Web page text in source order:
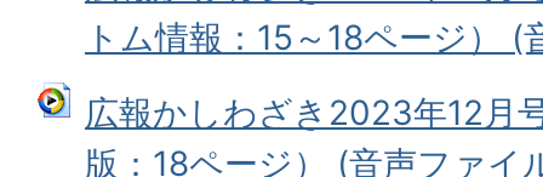
トム情報：15～18ページ）
広報かしわざき2023年12月
版：18ページ） (音声ファイ